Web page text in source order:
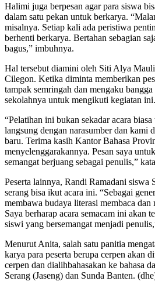
Halimi juga berpesan agar para siswa
dalam satu pekan untuk berkarya.
misalnya. Setiap kali ada peristiwa
berhenti berkarya. Bertahan sebagian
bagus,” imbuhnya.
Hal tersebut diamini oleh Siti Alya
Cilegon. Ketika diminta memberikan
tampak semringah dan mengaku
sekolahnya untuk mengikuti kegiatan ini.
“Pelatihan ini bukan sekadar acara
langsung dengan narasumber dan kami
baru. Terima kasih Kantor Bahasa
menyelenggarakannya. Pesan saya
semangat berjuang sebagai penulis,”
Peserta lainnya, Randi Ramadani
serang bisa ikut acara ini. “Sebagai
membawa budaya literasi membaca
Saya berharap acara semacam ini akan
siswi yang bersemangat menjadi
Menurut Anita, salah satu panitia
karya para peserta berupa cerpen akan
cerpen dan dialihbahasakan ke bahasa
Serang (Jaseng) dan Sunda Banten.